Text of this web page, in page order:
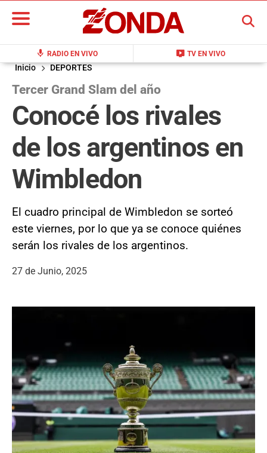
mic RADIO EN VIVO live_tv TV EN VIVO
BUSCAR
Inicio DEPORTES
Tercer Grand Slam del año
Conocé los rivales
de los argentinos en
Wimbledon
El cuadro principal de Wimbledon se sorteó
este viernes, por lo que ya se conoce quiénes
serán los rivales de los argentinos.
27 de Junio, 2025